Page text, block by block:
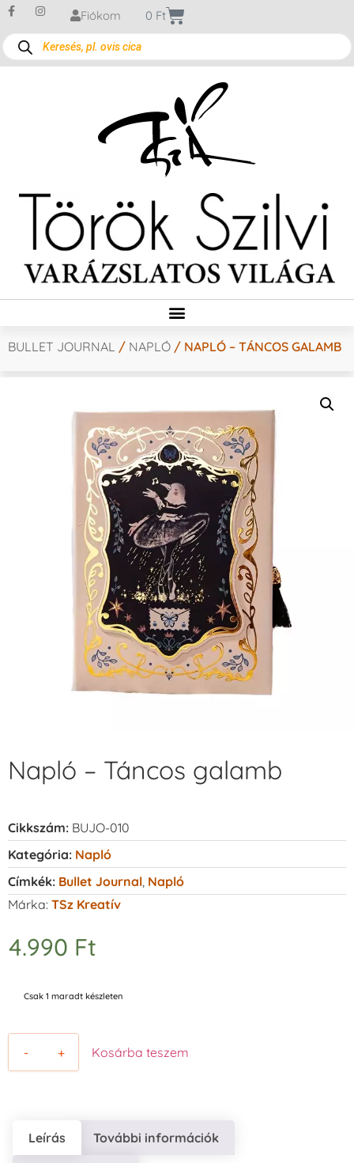
Fiókom 0 Ft
BULLET JOURNAL / NAPLÓ / NAPLÓ – TÁNCOS GALAMB
Napló – Táncos galamb
Cikkszám: BUJO-010
Kategória: Napló
Címkék: Bullet Journal Napló
Márka: TSz Kreatív
4.990 Ft
Csak 1 maradt készleten
- + Kosárba teszem
Leírás További információk